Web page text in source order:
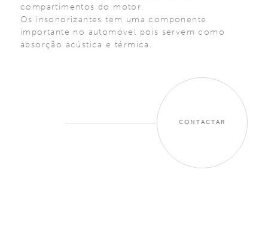
compartimentos do motor.
Os insonorizantes tem uma componente
importante no automóvel pois servem como
absorção acústica e térmica.
CONTACTAR